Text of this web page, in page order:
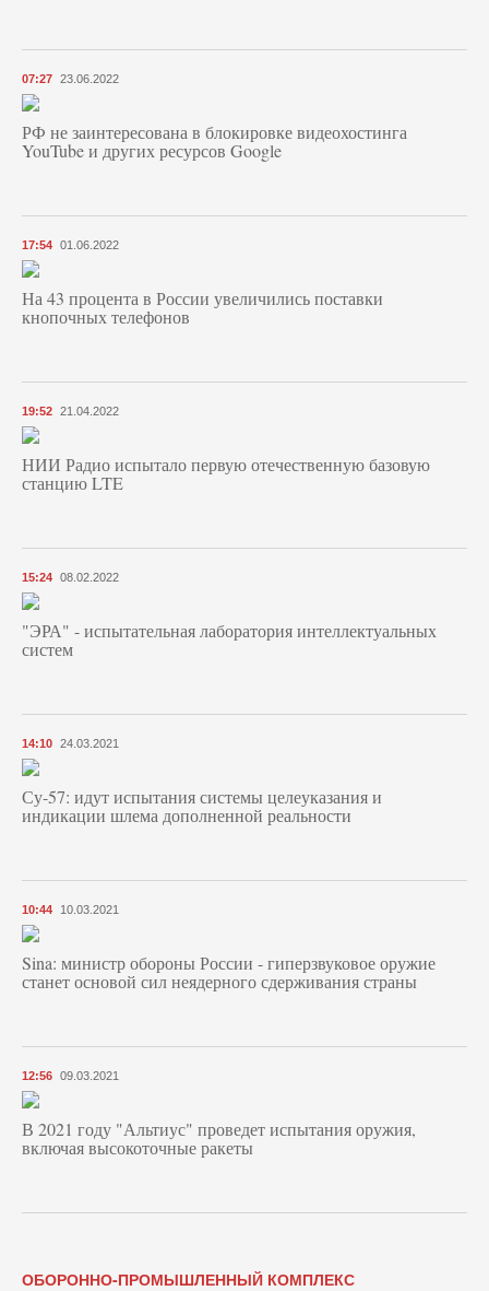
07:27 23.06.2022
РФ не заинтересована в блокировке видеохостинга
YouTube и других ресурсов Google
17:54 01.06.2022
На 43 процента в России увеличились поставки
кнопочных телефонов
19:52 21.04.2022
НИИ Радио испытало первую отечественную базовую
станцию LTE
15:24 08.02.2022
"ЭРА" - испытательная лаборатория интеллектуальных
систем
14:10 24.03.2021
Су-57: идут испытания системы целеуказания и
индикации шлема дополненной реальности
10:44 10.03.2021
Sina: министр обороны России - гиперзвуковое оружие
станет основой сил неядерного сдерживания страны
12:56 09.03.2021
В 2021 году "Альтиус" проведет испытания оружия,
включая высокоточные ракеты
ОБОРОННО-ПРОМЫШЛЕННЫЙ КОМПЛЕКС